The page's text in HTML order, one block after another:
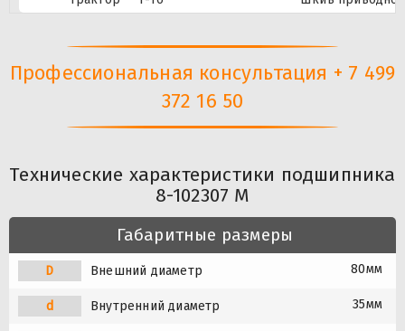
Профессиональная консультация + 7 499
372 16 50
Технические характеристики подшипника
8-102307 М
Габаритные размеры
D Внешний диаметр 80мм
d Внутренний диаметр 35мм